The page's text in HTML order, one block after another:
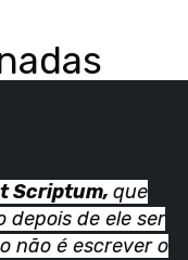
Scriptum, que
depois de ele ser
não é escrever o